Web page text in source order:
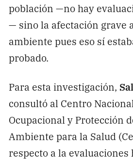
población —no hay
— sino la afectación grave
ambiente pues eso sí
probado.
Para esta investigación,
consultó al Centro
Ocupacional y Protección
Ambiente para la Salud
respecto a la evaluaciones